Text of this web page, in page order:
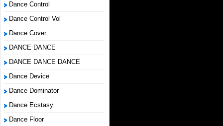
Dance Control
Dance Control Vol
Dance Cover
DANCE DANCE
DANCE DANCE DANCE
Dance Device
Dance Dominator
Dance Ecstasy
Dance Floor